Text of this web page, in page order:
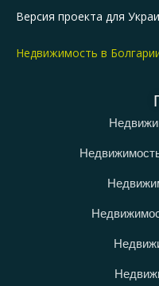
Версия проекта для
Недвижимость в